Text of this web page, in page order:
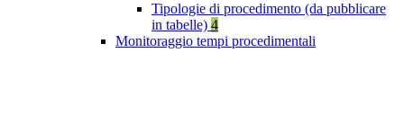
Tipologie di procedimento (da pubblicare
in tabelle) 4
Monitoraggio tempi procedimentali